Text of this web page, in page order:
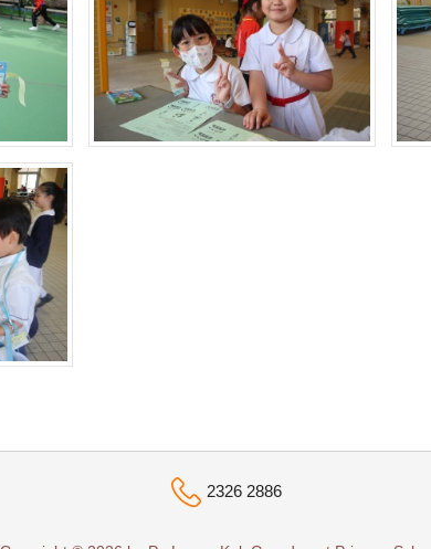
2326 2886